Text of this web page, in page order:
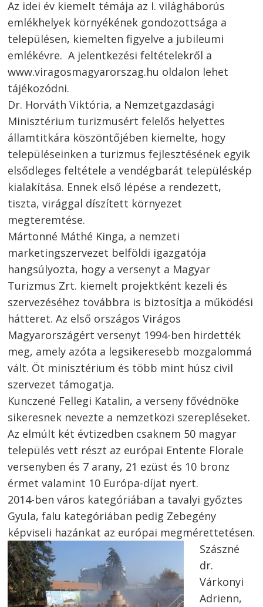
Az idei év kiemelt témája az I. világháborús
emlékhelyek környékének gondozottsága a
településen, kiemelten figyelve a jubileumi
emlékévre. A jelentkezési feltételekről a
www.viragosmagyarorszag.hu oldalon lehet
tájékozódni.
Dr. Horváth Viktória, a Nemzetgazdasági
Minisztérium turizmusért felelős helyettes
államtitkára köszöntőjében kiemelte, hogy
településeinken a turizmus fejlesztésének egyik
elsődleges feltétele a vendégbarát településkép
kialakítása. Ennek első lépése a rendezett,
tiszta, virággal díszített környezet
megteremtése.
Mártonné Máthé Kinga, a nemzeti
marketingszervezet belföldi igazgatója
hangsúlyozta, hogy a versenyt a Magyar
Turizmus Zrt. kiemelt projektként kezeli és
szervezéséhez továbbra is biztosítja a működési
hátteret. Az első országos Virágos
Magyarországért versenyt 1994-ben hirdették
meg, amely azóta a legsikeresebb mozgalommá
vált. Öt minisztérium és több mint húsz civil
szervezet támogatja.
Kunczené Fellegi Katalin, a verseny fővédnöke
sikeresnek nevezte a nemzetközi szerepléseket.
Az elmúlt két évtizedben csaknem 50 magyar
település vett részt az európai Entente Florale
versenyben és 7 arany, 21 ezüst és 10 bronz
érmet valamint 10 Európa-díjat nyert.
2014-ben város kategóriában a tavalyi győztes
Gyula, falu kategóriában pedig Zebegény
képviseli hazánkat az európai megmérettetésen.
Szászné
dr.
Várkonyi
Adrienn,